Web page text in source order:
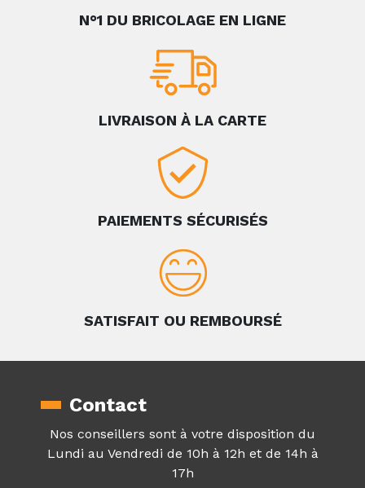
N°1 DU BRICOLAGE EN LIGNE
LIVRAISON À LA CARTE
PAIEMENTS SÉCURISÉS
SATISFAIT OU REMBOURSÉ
Contact
Nos conseillers sont à votre disposition du
Lundi au Vendredi de 10h à 12h et de 14h à
17h